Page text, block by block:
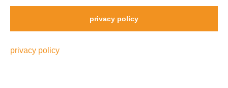
privacy policy
privacy policy